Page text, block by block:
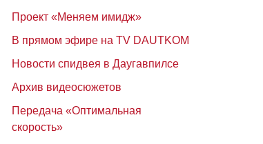
Проект «Меняем имидж»
В прямом эфире на TV DAUTKOM
Новости спидвея в Даугавпилсе
Архив видеосюжетов
Передача «Оптимальная
скорость»